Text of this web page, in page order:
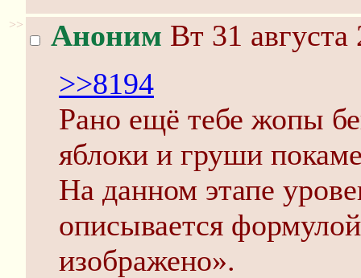
>> Аноним Вт 31
>>8194
Рано ещё тебе жопы
яблоки и груши
На данном этапе
описывается
изображено».